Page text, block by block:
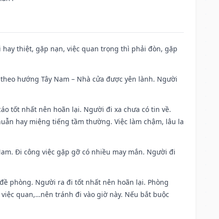
thiệt, gặp nạn, việc quan trọng thì phải đòn, gặp
hướng Tây Nam – Nhà cửa được yên lành. Người
tốt nhất nên hoãn lại. Người đi xa chưa có tin về.
hay miệng tiếng tầm thường. Việc làm chậm, lâu la
Đi công việc gặp gỡ có nhiều may mắn. Người đi
phòng. Người ra đi tốt nhất nên hoãn lại. Phòng
quan,…nên tránh đi vào giờ này. Nếu bắt buộc